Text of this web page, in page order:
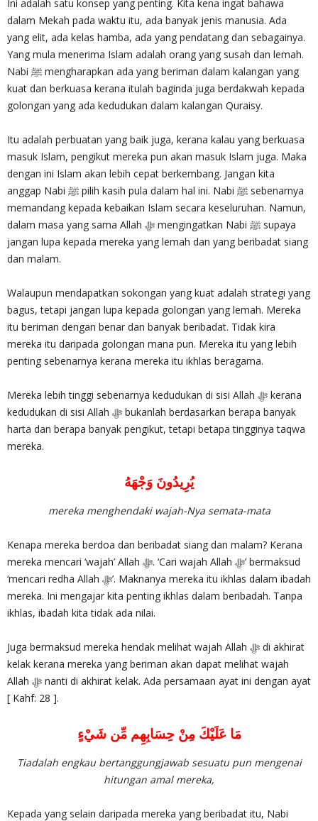
Ini adalah satu konsep yang penting. Kita kena ingat bahawa
dalam Mekah pada waktu itu, ada banyak jenis manusia. Ada
yang elit, ada kelas hamba, ada yang pendatang dan sebagainya.
Yang mula menerima Islam adalah orang yang susah dan lemah.
Nabi ﷺ mengharapkan ada yang beriman dalam kalangan yang
kuat dan berkuasa kerana itulah baginda juga berdakwah kepada
golongan yang ada kedudukan dalam kalangan Quraisy.
Itu adalah perbuatan yang baik juga, kerana kalau yang berkuasa
masuk Islam, pengikut mereka pun akan masuk Islam juga. Maka
dengan ini Islam akan lebih cepat berkembang. Jangan kita
anggap Nabi ﷺ pilih kasih pula dalam hal ini. Nabi ﷺ sebenarnya
memandang kepada kebaikan Islam secara keseluruhan. Namun,
dalam masa yang sama Allah ‎ﷻ mengingatkan Nabi ﷺ supaya
jangan lupa kepada mereka yang lemah dan yang beribadat siang
dan malam.
Walaupun mendapatkan sokongan yang kuat adalah strategi yang
bagus, tetapi jangan lupa kepada golongan yang lemah. Mereka
itu beriman dengan benar dan banyak beribadat. Tidak kira
mereka itu daripada golongan mana pun. Mereka itu yang lebih
penting sebenarnya kerana mereka itu ikhlas beragama.
Mereka lebih tinggi sebenarnya kedudukan di sisi Allah ‎ﷻ kerana
kedudukan di sisi Allah ‎ﷻ bukanlah berdasarkan berapa banyak
harta dan berapa banyak pengikut, tetapi betapa tingginya taqwa
mereka.
يُرِيدُونَ وَجْهَهُ
mereka menghendaki wajah-Nya semata-mata
Kenapa mereka berdoa dan beribadat siang dan malam? Kerana
mereka mencari ‘wajah’ Allah ‎ﷻ. ‘Cari wajah Allah ‎ﷻ’ bermaksud
‘mencari redha Allah ‎ﷻ’. Maknanya mereka itu ikhlas dalam ibadah
mereka. Ini mengajar kita penting ikhlas dalam beribadah. Tanpa
ikhlas, ibadah kita tidak ada nilai.
Juga bermaksud mereka hendak melihat wajah Allah ‎ﷻ di akhirat
kelak kerana mereka yang beriman akan dapat melihat wajah
Allah ‎ﷻ nanti di akhirat kelak. Ada persamaan ayat ini dengan ayat
[ Kahf: 28 ].
مَا عَلَيْكَ مِنْ حِسَابِهِم مِّن شَيْءٍ
Tiadalah engkau bertanggungjawab sesuatu pun mengenai
hitungan amal mereka,
Kepada yang selain daripada mereka yang beribadat itu, Nabi